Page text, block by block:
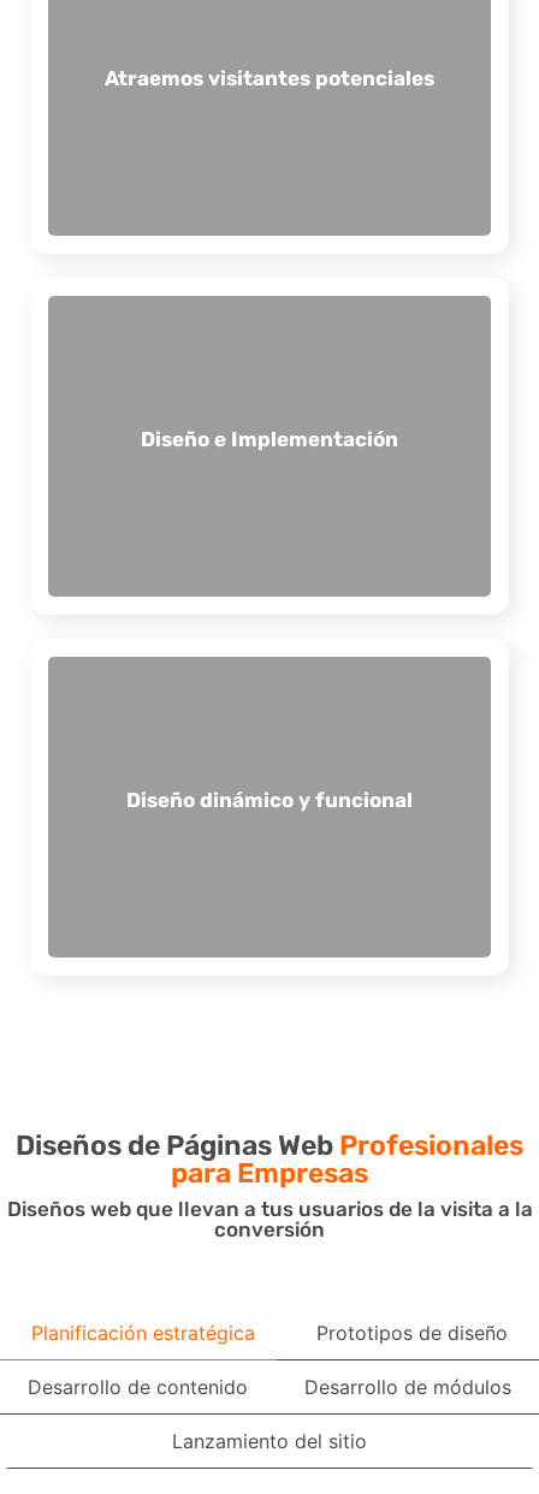
Atraemos visitantes potenciales
colaborativamente por la experticia de nuestro
equipo y el conocimiento corporativo del cliente.
Diseño e Implementación
manera natural hasta la conversión. Nuestro
Diseño dinámico y funcional
mejora la experiencia del usuario. Un buen diseño
de páginas web permite crear interfaces atractivas
Diseños de Páginas Web Profesionales
para Empresas
Diseños web que llevan a tus usuarios de la visita a la
conversión
Planificación estratégica Prototipos de diseño
Desarrollo de contenido Desarrollo de módulos
Lanzamiento del sitio